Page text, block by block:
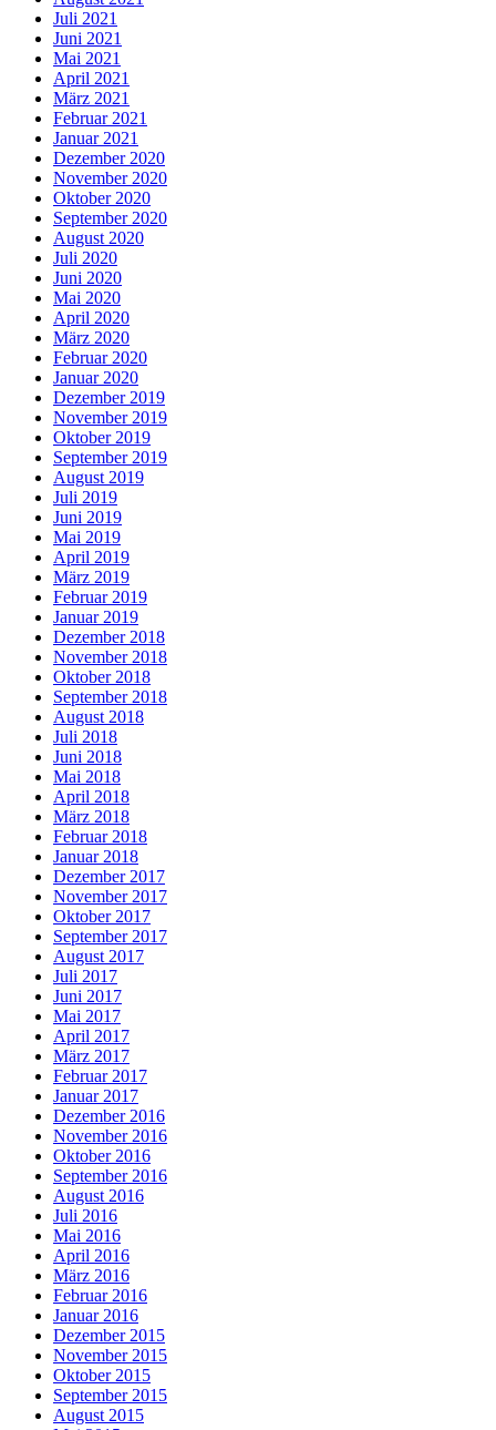
Juli 2021
Juni 2021
Mai 2021
April 2021
März 2021
Februar 2021
Januar 2021
Dezember 2020
November 2020
Oktober 2020
September 2020
August 2020
Juli 2020
Juni 2020
Mai 2020
April 2020
März 2020
Februar 2020
Januar 2020
Dezember 2019
November 2019
Oktober 2019
September 2019
August 2019
Juli 2019
Juni 2019
Mai 2019
April 2019
März 2019
Februar 2019
Januar 2019
Dezember 2018
November 2018
Oktober 2018
September 2018
August 2018
Juli 2018
Juni 2018
Mai 2018
April 2018
März 2018
Februar 2018
Januar 2018
Dezember 2017
November 2017
Oktober 2017
September 2017
August 2017
Juli 2017
Juni 2017
Mai 2017
April 2017
März 2017
Februar 2017
Januar 2017
Dezember 2016
November 2016
Oktober 2016
September 2016
August 2016
Juli 2016
Mai 2016
April 2016
März 2016
Februar 2016
Januar 2016
Dezember 2015
November 2015
Oktober 2015
September 2015
August 2015